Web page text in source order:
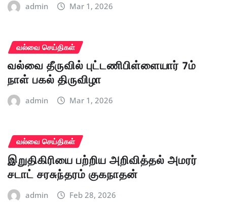
admin Mar 1, 2026
வல்வை செய்திகள்
வல்வை தீருவில் புட்டணிபிள்ளையார் 7ம்
நாள் பகல் திருவிழா
admin Mar 1, 2026
வல்வை செய்திகள்
இறுதிகிரியை பற்றிய அறிவித்தல் அமரர்
சடாட் சரசுந்தரம் குகநாதன்
admin Feb 28, 2026